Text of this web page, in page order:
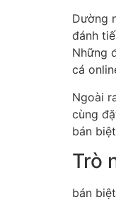
Dường
đánh
Những
cá
Ngoài
cùng
bán
Trò
bán